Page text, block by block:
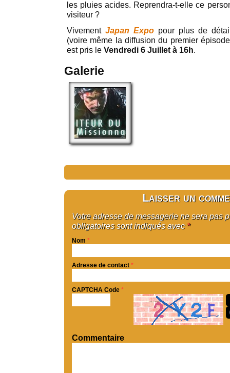
les pluies acides. Reprendra-t-elle ce
visiteur ?
Vivement Japan Expo pour plus de
(voire même la diffusion du premier
est pris le Vendredi 6 Juillet à 16h.
Galerie
Laisser un
Votre adresse de messagerie ne sera pas
obligatoires sont indiqués avec *
Nom *
Adresse de contact *
CAPTCHA Code *
Commentaire